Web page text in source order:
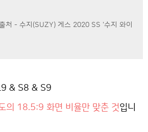
처 - 수지(SUZY) 게스 2020 SS '수지 와이
9 & S8 & S9
18.5:9 화면 비율만 맞춘 것입니